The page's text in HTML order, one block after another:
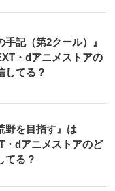
手記（第2クール）』
・dアニメストアの
してる？
野を目指す』は
・dアニメストアのど
てる？